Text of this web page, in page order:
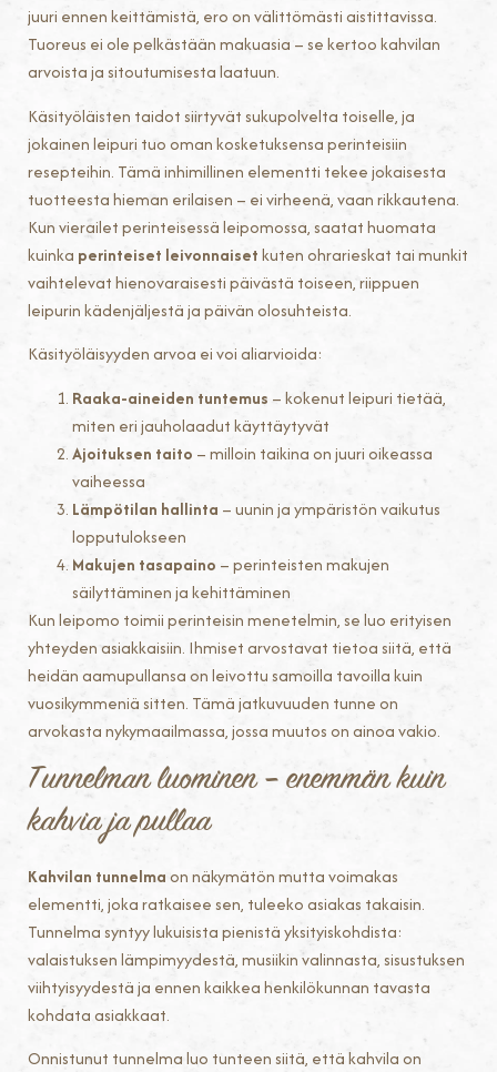
juuri ennen keittämistä, ero on välittömästi aistittavissa.
Tuoreus ei ole pelkästään makuasia – se kertoo kahvilan
arvoista ja sitoutumisesta laatuun.
Käsityöläisten taidot siirtyvät sukupolvelta toiselle, ja
jokainen leipuri tuo oman kosketuksensa perinteisiin
resepteihin. Tämä inhimillinen elementti tekee jokaisesta
tuotteesta hieman erilaisen – ei virheenä, vaan rikkautena.
Kun vierailet perinteisessä leipomossa, saatat huomata
kuinka perinteiset leivonnaisetkuten ohrarieskat tai munkit
vaihtelevat hienovaraisesti päivästä toiseen, riippuen
leipurin kädenjäljestä ja päivän olosuhteista.
Käsityöläisyyden arvoa ei voi aliarvioida:
Raaka-aineiden tuntemus – kokenut leipuri tietää,
miten eri jauholaadut käyttäytyvät
Ajoituksen taito – milloin taikina on juuri oikeassa
vaiheessa
Lämpötilan hallinta – uunin ja ympäristön vaikutus
lopputulokseen
Makujen tasapaino – perinteisten makujen
säilyttäminen ja kehittäminen
Kun leipomo toimii perinteisin menetelmin, se luo erityisen
yhteyden asiakkaisiin. Ihmiset arvostavat tietoa siitä, että
heidän aamupullansa on leivottu samoilla tavoilla kuin
vuosikymmeniä sitten. Tämä jatkuvuuden tunne on
arvokasta nykymaailmassa, jossa muutos on ainoa vakio.
Tunnelman luominen – enemmän kuin
kahvia ja pullaa
Kahvilan tunnelmaon näkymätön mutta voimakas
elementti, joka ratkaisee sen, tuleeko asiakas takaisin.
Tunnelma syntyy lukuisista pienistä yksityiskohdista:
valaistuksen lämpimyydestä, musiikin valinnasta, sisustuksen
viihtyisyydestä ja ennen kaikkea henkilökunnan tavasta
kohdata asiakkaat.
Onnistunut tunnelma luo tunteen siitä, että kahvila on